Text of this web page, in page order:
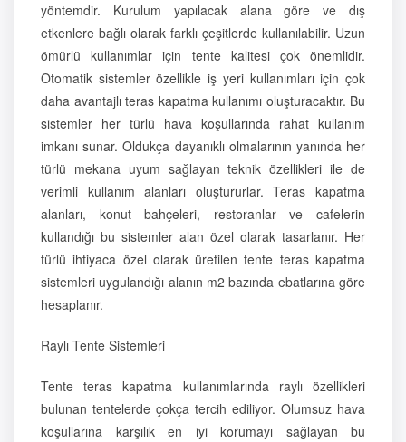
yöntemdir. Kurulum yapılacak alana göre ve dış
etkenlere bağlı olarak farklı çeşitlerde kullanılabilir. Uzun
ömürlü kullanımlar için tente kalitesi çok önemlidir.
Otomatik sistemler özellikle iş yeri kullanımları için çok
daha avantajlı teras kapatma kullanımı oluşturacaktır. Bu
sistemler her türlü hava koşullarında rahat kullanım
imkanı sunar. Oldukça dayanıklı olmalarının yanında her
türlü mekana uyum sağlayan teknik özellikleri ile de
verimli kullanım alanları oluştururlar. Teras kapatma
alanları, konut bahçeleri, restoranlar ve cafelerin
kullandığı bu sistemler alan özel olarak tasarlanır. Her
türlü ihtiyaca özel olarak üretilen tente teras kapatma
sistemleri uygulandığı alanın m2 bazında ebatlarına göre
hesaplanır.
Raylı Tente Sistemleri
Tente teras kapatma kullanımlarında raylı özellikleri
bulunan tentelerde çokça tercih ediliyor. Olumsuz hava
koşullarına karşılık en iyi korumayı sağlayan bu